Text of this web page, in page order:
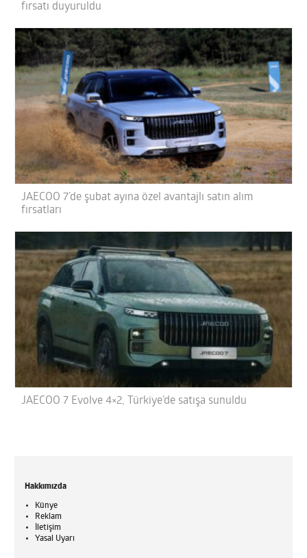
fırsatı duyuruldu
JAECOO 7’de şubat ayına özel avantajlı satın alım
fırsatları
JAECOO 7 Evolve 4×2, Türkiye’de satışa sunuldu
Hakkımızda
Künye
Reklam
İletişim
Yasal Uyarı